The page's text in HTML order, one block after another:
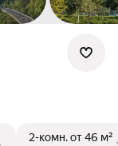
2-комн.от 46 м²